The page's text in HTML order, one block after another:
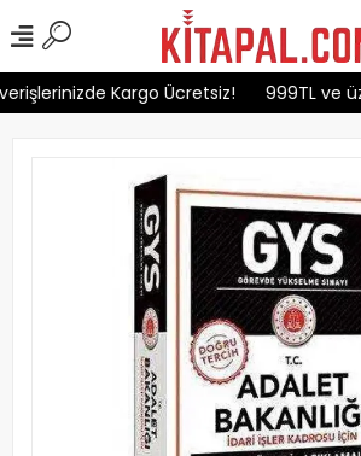
Kargo Ücretsiz! 999TL ve